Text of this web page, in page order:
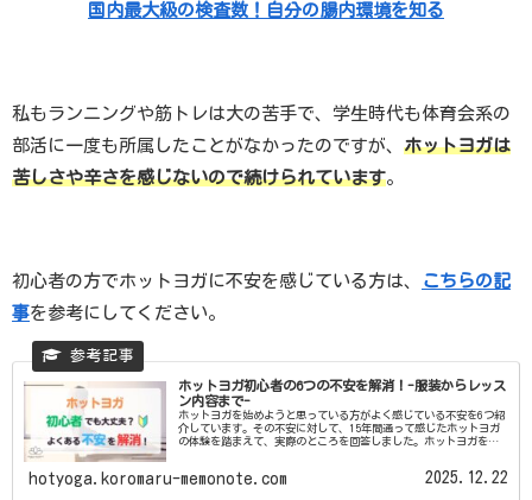
国内最大級の検査数！自分の腸内環境を知る
私もランニングや筋トレは大の苦手で、学生時代も体育会系の
部活に一度も所属したことがなかったのですが、 ホットヨガは
苦しさや辛さを感じないので続けられています。
初心者の方でホットヨガに不安を感じている方は、
こちらの記
事を参考にしてください。
ホットヨガ初心者の6つの不安を解消！-服装からレッス
ン内容まで-
ホットヨガを始めようと思っている方がよく感じている不安を6つ紹
介しています。その不安に対して、15年間通って感じたホットヨガ
の体験を踏まえて、実際のところを回答しました。ホットヨガを始
hotyoga.koromaru-memonote.com 2025.12.22